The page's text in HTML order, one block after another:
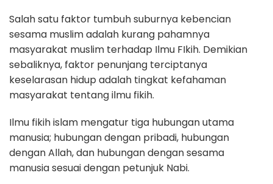
Salah satu faktor tumbuh suburnya kebencian
sesama muslim adalah kurang pahamnya
masyarakat muslim terhadap Ilmu FIkih. Demikian
sebaliknya, faktor penunjang terciptanya
keselarasan hidup adalah tingkat kefahaman
masyarakat tentang ilmu fikih.
Ilmu fikih islam mengatur tiga hubungan utama
manusia; hubungan dengan pribadi, hubungan
dengan Allah, dan hubungan dengan sesama
manusia sesuai dengan petunjuk Nabi.